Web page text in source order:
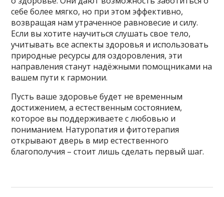
себе более мягко, но при этом эффективно,
возвращая нам утраченное равновесие и силу.
Если вы хотите научиться слушать свое тело,
учитывать все аспекты здоровья и использовать
природные ресурсы для оздоровления, эти
направления станут надёжными помощниками на
вашем пути к гармонии.
Пусть ваше здоровье будет не временным
достижением, а естественным состоянием,
которое вы поддерживаете с любовью и
пониманием. Натуропатия и фитотерапия
открывают дверь в мир естественного
благополучия – стоит лишь сделать первый шаг.